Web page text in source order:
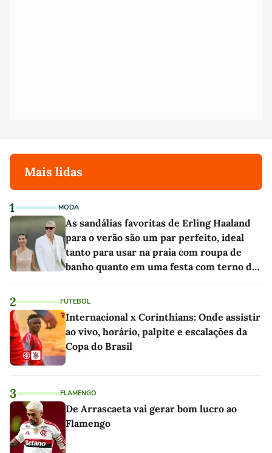
Mais lidas
1 MODA
As sandálias favoritas de Erling Haaland
para o verão são um par perfeito, ideal
tanto para usar na praia com roupa de
banho quanto em uma festa com terno de
2 FUTEBOL
Internacional x Corinthians: Onde assistir
ao vivo, horário, palpite e escalações da
Copa do Brasil
3 FLAMENGO
De Arrascaeta vai gerar bom lucro ao
Flamengo